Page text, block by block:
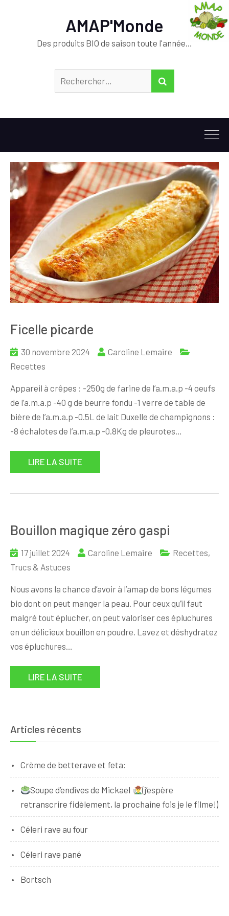
AMAP'Monde
Des produits BIO de saison toute l'année…
Ficelle picarde
30 novembre 2024
Caroline Lemaire
Recettes
Appareil à crêpes : -250g de farine de l’a.m.a.p -4 oeufs
de l’a.m.a.p -40 g de beurre fondu -1 verre de table de
bière de l’a.m.a.p -0.5L de lait Duxelle de champignons :
-8 échalotes de l’a.m.a.p -0.8Kg de pleurotes…
LIRE LA SUITE
Bouillon magique zéro gaspi
17 juillet 2024 Caroline Lemaire Recettes,
Trucs & Astuces
Nous avons la chance d’avoir à l’amap de bons légumes
bio dont on peut manger la peau. Pour ceux qu’il faut
malgré tout éplucher, on peut valoriser ces épluchures
en un délicieux bouillon en poudre. Lavez et déshydratez
vos épluchures…
LIRE LA SUITE
Articles récents
Crème de betterave et feta:
Soupe d’endives de Mickael
(j’espère
retranscrire fidèlement, la prochaine fois je le filme!)
Céleri rave au four
Céleri rave pané
Bortsch